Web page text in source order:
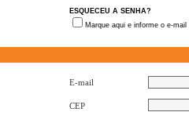
ESQUECEU A SENHA?
Marque aqui e informe o e-
E-mail
CEP